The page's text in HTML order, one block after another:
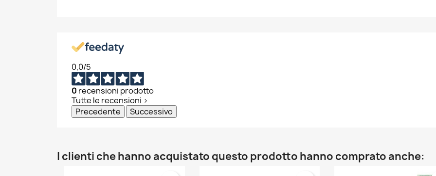
0,0/5
0 recensioni prodotto
Tutte le recensioni >
Precedente
Successivo
I clienti che hanno acquistato questo prodotto hanno comprato anche: